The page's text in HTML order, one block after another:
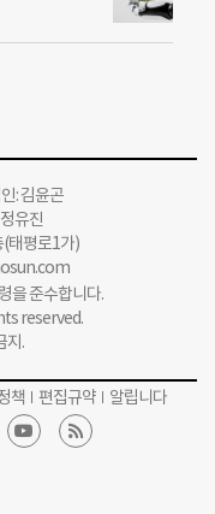
: 김윤곤
유진
(태평로1가)
을 준수합니다.
reserved.
지.
책 편집규약 알립니다